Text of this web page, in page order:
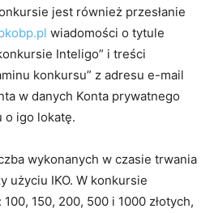
jest również przesłanie
wiadomości o tytule
Inteligo” i treści
konkursu” z adresu e-mail
w danych Konta prywatnego
o igo lokatę.
wykonanych w czasie trwania
użyciu IKO. W konkursie
150, 200, 500 i 1000 złotych,